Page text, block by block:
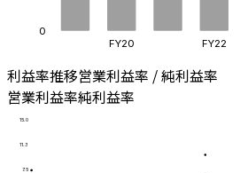
0
FY20 FY22
利益率推移営業利益率 / 純利益率
営業利益率純利益率
7.5
11.3
15.0